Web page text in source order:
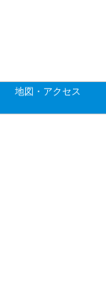
地図・アクセス